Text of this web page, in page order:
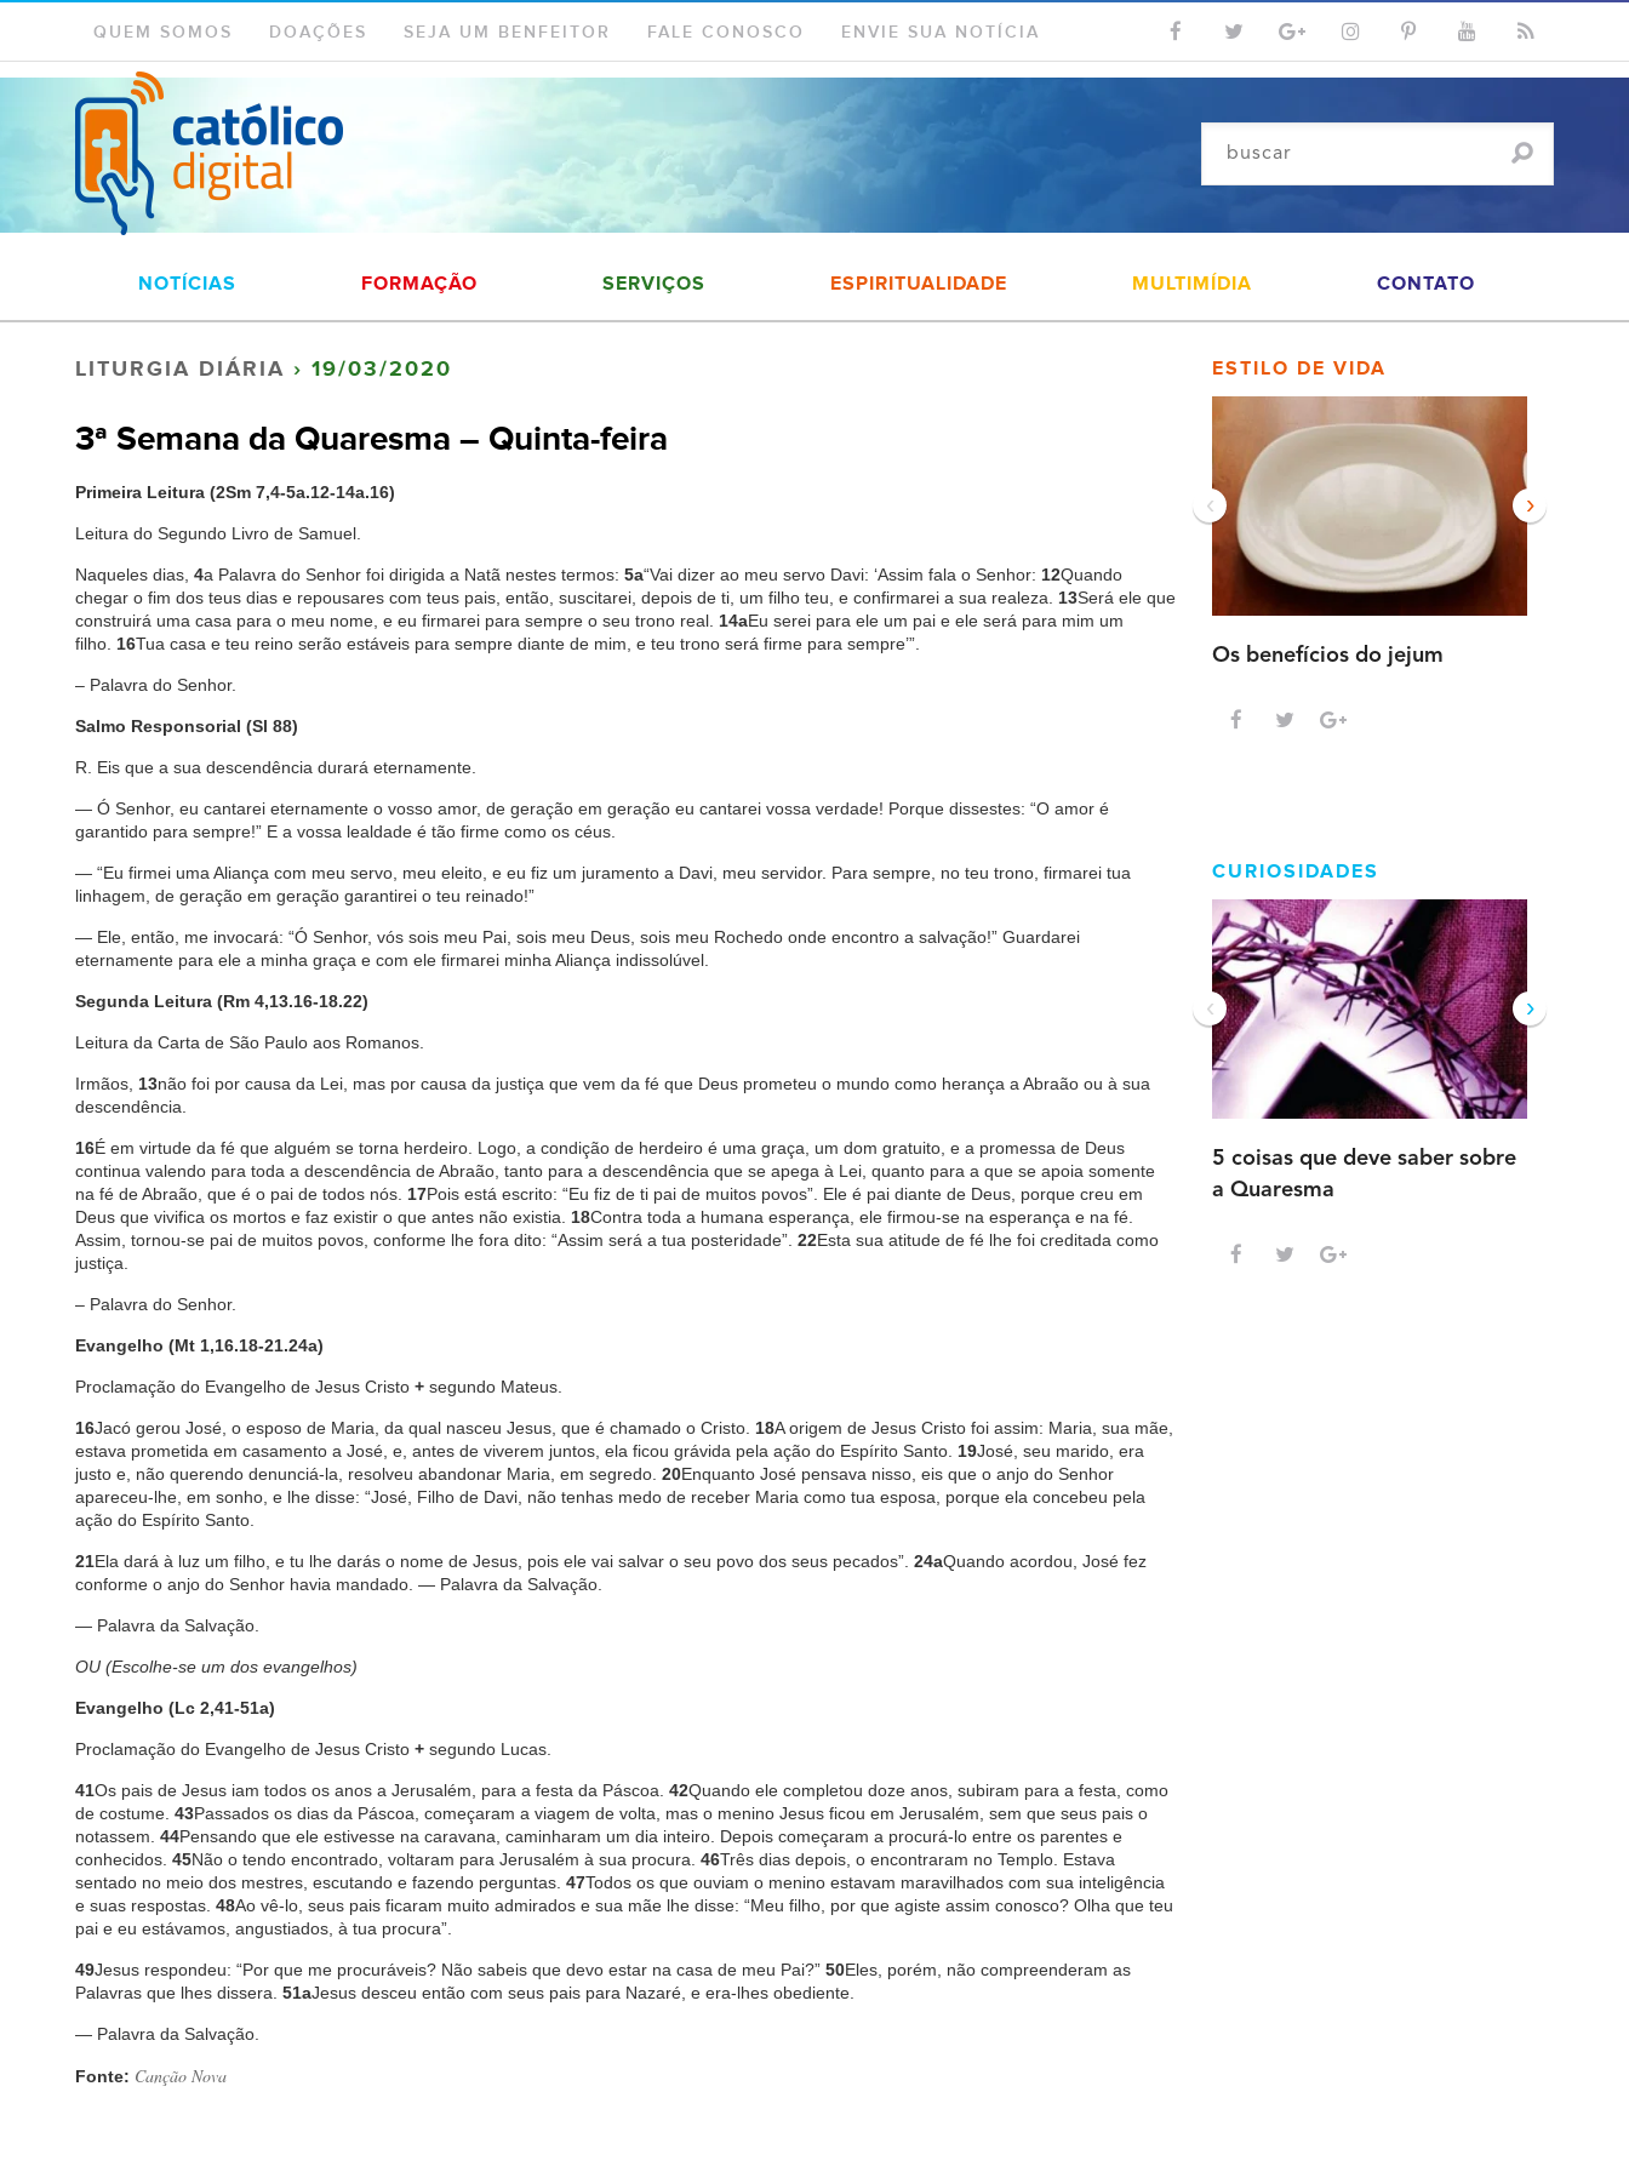
QUEM SOMOS DOAÇÕES SEJA UM BENFEITOR FALE CONOSCO ENVIE SUA NOTÍCIA
NOTÍCIAS FORMAÇÃO SERVIÇOS ESPIRITUALIDADE MULTIMÍDIA CONTATO
LITURGIA DIÁRIA › 19/03/2020
3ª Semana da Quaresma – Quinta-feira
Primeira Leitura (2Sm 7,4-5a.12-14a.16)
Leitura do Segundo Livro de Samuel.
Naqueles dias, 4a Palavra do Senhor foi dirigida a Natã nestes termos: 5a“Vai dizer ao meu servo Davi: ‘Assim fala o Senhor: 12Quando
chegar o fim dos teus dias e repousares com teus pais, então, suscitarei, depois de ti, um filho teu, e confirmarei a sua realeza. 13Será ele que
construirá uma casa para o meu nome, e eu firmarei para sempre o seu trono real. 14aEu serei para ele um pai e ele será para mim um
filho. 16Tua casa e teu reino serão estáveis para sempre diante de mim, e teu trono será firme para sempre’”.
– Palavra do Senhor.
Salmo Responsorial (Sl 88)
R. Eis que a sua descendência durará eternamente.
— Ó Senhor, eu cantarei eternamente o vosso amor, de geração em geração eu cantarei vossa verdade! Porque dissestes: “O amor é
garantido para sempre!” E a vossa lealdade é tão firme como os céus.
— “Eu firmei uma Aliança com meu servo, meu eleito, e eu fiz um juramento a Davi, meu servidor. Para sempre, no teu trono, firmarei tua
linhagem, de geração em geração garantirei o teu reinado!”
— Ele, então, me invocará: “Ó Senhor, vós sois meu Pai, sois meu Deus, sois meu Rochedo onde encontro a salvação!” Guardarei
eternamente para ele a minha graça e com ele firmarei minha Aliança indissolúvel.
Segunda Leitura (Rm 4,13.16-18.22)
Leitura da Carta de São Paulo aos Romanos.
Irmãos, 13não foi por causa da Lei, mas por causa da justiça que vem da fé que Deus prometeu o mundo como herança a Abraão ou à sua
descendência.
16É em virtude da fé que alguém se torna herdeiro. Logo, a condição de herdeiro é uma graça, um dom gratuito, e a promessa de Deus
continua valendo para toda a descendência de Abraão, tanto para a descendência que se apega à Lei, quanto para a que se apoia somente
na fé de Abraão, que é o pai de todos nós. 17Pois está escrito: “Eu fiz de ti pai de muitos povos”. Ele é pai diante de Deus, porque creu em
Deus que vivifica os mortos e faz existir o que antes não existia. 18Contra toda a humana esperança, ele firmou-se na esperança e na fé.
Assim, tornou-se pai de muitos povos, conforme lhe fora dito: “Assim será a tua posteridade”. 22Esta sua atitude de fé lhe foi creditada como
justiça.
– Palavra do Senhor.
Evangelho (Mt 1,16.18-21.24a)
Proclamação do Evangelho de Jesus Cristo + segundo Mateus.
16Jacó gerou José, o esposo de Maria, da qual nasceu Jesus, que é chamado o Cristo. 18A origem de Jesus Cristo foi assim: Maria, sua mãe,
estava prometida em casamento a José, e, antes de viverem juntos, ela ficou grávida pela ação do Espírito Santo. 19José, seu marido, era
justo e, não querendo denunciá-la, resolveu abandonar Maria, em segredo. 20Enquanto José pensava nisso, eis que o anjo do Senhor
apareceu-lhe, em sonho, e lhe disse: “José, Filho de Davi, não tenhas medo de receber Maria como tua esposa, porque ela concebeu pela
ação do Espírito Santo.
21Ela dará à luz um filho, e tu lhe darás o nome de Jesus, pois ele vai salvar o seu povo dos seus pecados”. 24aQuando acordou, José fez
conforme o anjo do Senhor havia mandado. — Palavra da Salvação.
— Palavra da Salvação.
OU (Escolhe-se um dos evangelhos)
Evangelho (Lc 2,41-51a)
Proclamação do Evangelho de Jesus Cristo + segundo Lucas.
41Os pais de Jesus iam todos os anos a Jerusalém, para a festa da Páscoa. 42Quando ele completou doze anos, subiram para a festa, como
de costume. 43Passados os dias da Páscoa, começaram a viagem de volta, mas o menino Jesus ficou em Jerusalém, sem que seus pais o
notassem. 44Pensando que ele estivesse na caravana, caminharam um dia inteiro. Depois começaram a procurá-lo entre os parentes e
conhecidos. 45Não o tendo encontrado, voltaram para Jerusalém à sua procura. 46Três dias depois, o encontraram no Templo. Estava
sentado no meio dos mestres, escutando e fazendo perguntas. 47Todos os que ouviam o menino estavam maravilhados com sua inteligência
e suas respostas. 48Ao vê-lo, seus pais ficaram muito admirados e sua mãe lhe disse: “Meu filho, por que agiste assim conosco? Olha que teu
pai e eu estávamos, angustiados, à tua procura”.
49Jesus respondeu: “Por que me procuráveis? Não sabeis que devo estar na casa de meu Pai?” 50Eles, porém, não compreenderam as
Palavras que lhes dissera. 51aJesus desceu então com seus pais para Nazaré, e era-lhes obediente.
— Palavra da Salvação.
Fonte: Canção Nova
ESTILO DE VIDA
Os benefícios do jejum
‹ ›
CURIOSIDADES
5 coisas que deve saber sobre
a Quaresma
‹ ›